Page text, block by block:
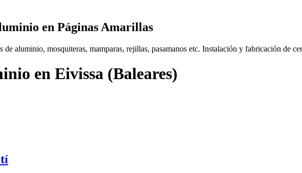
en Páginas Amarillas
aluminio, mosquiteras, mamparas, rejillas, pasamanos etc. Instalación y fabricación de
en Eivissa (Baleares)